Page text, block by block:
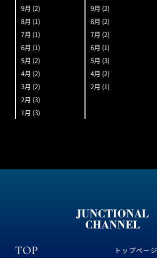
9月 (2)
8月 (1)
7月 (1)
6月 (1)
5月 (2)
4月 (2)
3月 (2)
2月 (3)
1月 (3)
9月 (2)
8月 (2)
7月 (2)
6月 (1)
5月 (3)
4月 (2)
2月 (1)
TOP トップページ